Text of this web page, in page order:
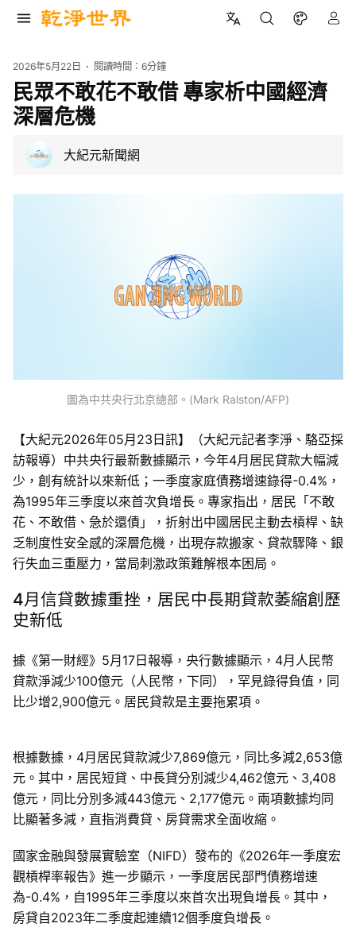
2026年5月22日 閱讀時間：6分鐘
民眾不敢花不敢借 專家析中國經濟
深層危機
大紀元新聞網
圖為中共央行北京總部。(Mark Ralston/AFP)
【大紀元2026年05月23日訊】（大紀元記者李淨、駱亞採
訪報導）中共央行最新數據顯示，今年4月居民貸款大幅減
少，創有統計以來新低；一季度家庭債務增速錄得-0.4%，
為1995年三季度以來首次負增長。專家指出，居民「不敢
花、不敢借、急於還債」，折射出中國居民主動去槓桿、缺
乏制度性安全感的深層危機，出現存款搬家、貸款驟降、銀
行失血三重壓力，當局刺激政策難解根本困局。
4月信貸數據重挫，居民中長期貸款萎縮創歷
史新低
據《第一財經》5月17日報導，央行數據顯示，4月人民幣
貸款淨減少100億元（人民幣，下同），罕見錄得負值，同
比少增2,900億元。居民貸款是主要拖累項。
根據數據，4月居民貸款減少7,869億元，同比多減2,653億
元。其中，居民短貸、中長貸分別減少4,462億元、3,408
億元，同比分別多減443億元、2,177億元。兩項數據均同
比顯著多減，直指消費貸、房貸需求全面收縮。
國家金融與發展實驗室（NIFD）發布的《2026年一季度宏
觀槓桿率報告》進一步顯示，一季度居民部門債務增速
為-0.4%，自1995年三季度以來首次出現負增長。其中，
房貸自2023年二季度起連續12個季度負增長。